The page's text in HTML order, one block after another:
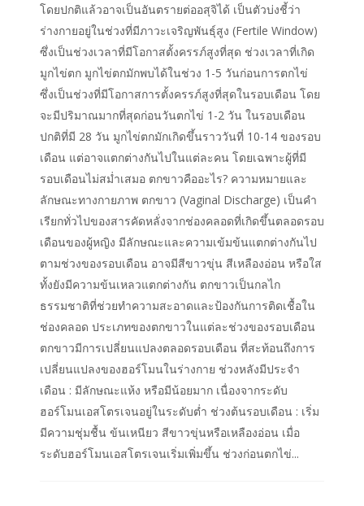
โดยปกติแล้วอาจเป็นอันตรายต่ออสุจิได้ เป็นตัวบ่งชี้ว่า
ร่างกายอยู่ในช่วงที่มีภาวะเจริญพันธุ์สูง (Fertile Window)
ซึ่งเป็นช่วงเวลาที่มีโอกาสตั้งครรภ์สูงที่สุด ช่วงเวลาที่เกิด
มูกไข่ตก มูกไข่ตกมักพบได้ในช่วง 1-5 วันก่อนการตกไข่
ซึ่งเป็นช่วงที่มีโอกาสการตั้งครรภ์สูงที่สุดในรอบเดือน โดย
จะมีปริมาณมากที่สุดก่อนวันตกไข่ 1-2 วัน ในรอบเดือน
ปกติที่มี 28 วัน มูกไข่ตกมักเกิดขึ้นราววันที่ 10-14 ของรอบ
เดือน แต่อาจแตกต่างกันไปในแต่ละคน โดยเฉพาะผู้ที่มี
รอบเดือนไม่สม่ำเสมอ ตกขาวคืออะไร? ความหมายและ
ลักษณะทางกายภาพ ตกขาว (Vaginal Discharge) เป็นคำ
เรียกทั่วไปของสารคัดหลั่งจากช่องคลอดที่เกิดขึ้นตลอดรอบ
เดือนของผู้หญิง มีลักษณะและความเข้มข้นแตกต่างกันไป
ตามช่วงของรอบเดือน อาจมีสีขาวขุ่น สีเหลืองอ่อน หรือใส
ทั้งยังมีความข้นเหลวแตกต่างกัน ตกขาวเป็นกลไก
ธรรมชาติที่ช่วยทำความสะอาดและป้องกันการติดเชื้อใน
ช่องคลอด ประเภทของตกขาวในแต่ละช่วงของรอบเดือน
ตกขาวมีการเปลี่ยนแปลงตลอดรอบเดือน ที่สะท้อนถึงการ
เปลี่ยนแปลงของฮอร์โมนในร่างกาย ช่วงหลังมีประจำ
เดือน : มีลักษณะแห้ง หรือมีน้อยมาก เนื่องจากระดับ
ฮอร์โมนเอสโตรเจนอยู่ในระดับต่ำ ช่วงต้นรอบเดือน : เริ่ม
มีความชุ่มชื้น ข้นเหนียว สีขาวขุ่นหรือเหลืองอ่อน เมื่อ
ระดับฮอร์โมนเอสโตรเจนเริ่มเพิ่มขึ้น ช่วงก่อนตกไข่...